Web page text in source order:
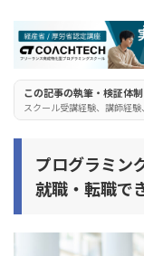
プログラミング
に就職するデメ
デメリット1
デメリット3：
デメリット5
この記事の執筆・検証体制
スクール受講経験、講師経
プログラミン
就職・転職で